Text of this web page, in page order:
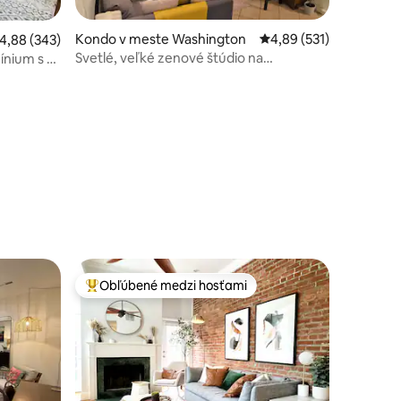
203ohodnotenie 4,88 z 5, počet hodnotení: 343
4,88 (343)
s 1
Kondo v meste Washington Priemerné
4,89 (531)
Svetlé, veľké zenové štúdio na
Najobľúbenejšie medzi hosťami
Obľúbené medzi hosťami